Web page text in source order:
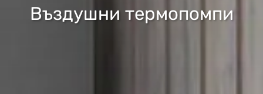
Въздушни термопомпи